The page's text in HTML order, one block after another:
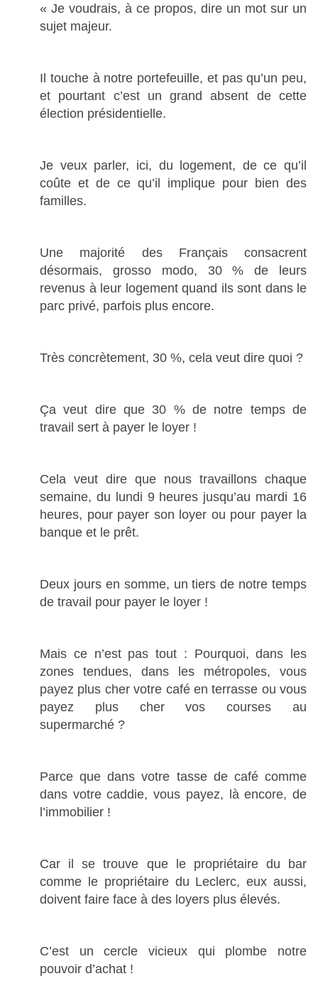
« Je voudrais, à ce propos, dire un mot sur un
sujet majeur.
Il touche à notre portefeuille, et pas qu’un peu,
et pourtant c’est un grand absent de cette
élection présidentielle.
Je veux parler, ici, du logement, de ce qu’il
coûte et de ce qu’il implique pour bien des
familles.
Une majorité des Français consacrent
désormais, grosso modo, 30 % de leurs
revenus à leur logement quand ils sont dans le
parc privé, parfois plus encore.
Très concrètement, 30 %, cela veut dire quoi ?
Ça veut dire que 30 % de notre temps de
travail sert à payer le loyer !
Cela veut dire que nous travaillons chaque
semaine, du lundi 9 heures jusqu’au mardi 16
heures, pour payer son loyer ou pour payer la
banque et le prêt.
Deux jours en somme, un tiers de notre temps
de travail pour payer le loyer !
Mais ce n’est pas tout : Pourquoi, dans les
zones tendues, dans les métropoles, vous
payez plus cher votre café en terrasse ou vous
payez plus cher vos courses au
supermarché ?
Parce que dans votre tasse de café comme
dans votre caddie, vous payez, là encore, de
l’immobilier !
Car il se trouve que le propriétaire du bar
comme le propriétaire du Leclerc, eux aussi,
doivent faire face à des loyers plus élevés.
C’est un cercle vicieux qui plombe notre
pouvoir d’achat !